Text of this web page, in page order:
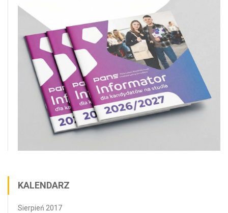
KALENDARZ
Sierpień 2017